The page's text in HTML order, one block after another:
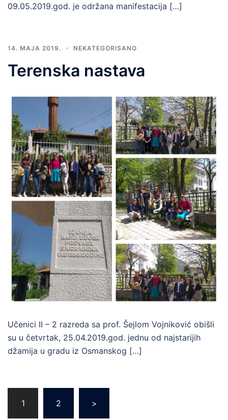
09.05.2019.god. je održana manifestacija […]
14. MAJA 2019. NEKATEGORISANO
Terenska nastava
Učenici II – 2 razreda sa prof. Šejlom Vojniković obišli
su u četvrtak, 25.04.2019.god. jednu od najstarijih
džamija u gradu iz Osmanskog […]
pagination
1 2 >